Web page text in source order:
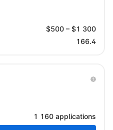
$500 – $1 300
166.4
1 160 applications